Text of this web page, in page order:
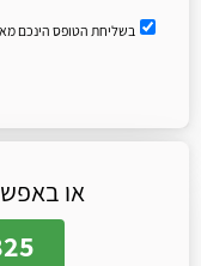
בשליחת הטופס הינכם
או